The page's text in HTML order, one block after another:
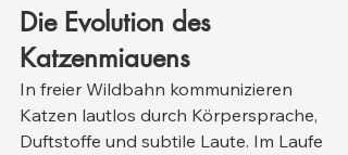
Die Evolution des
Katzenmiauens
In freier Wildbahn kommunizieren
Katzen lautlos durch Körpersprache,
Duftstoffe und subtile Laute. Im Laufe